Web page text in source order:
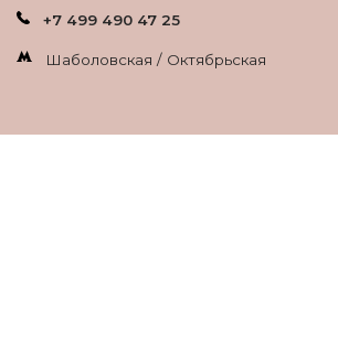
+7 499 490 47 25
Шаболовская / Октябрьская